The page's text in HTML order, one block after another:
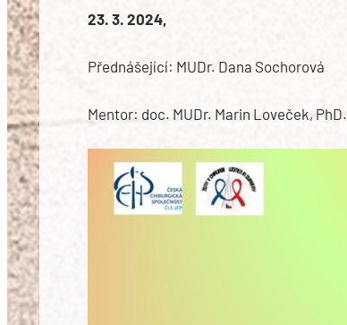
23. 3. 2024,
Přednášející: MUDr. Dana Sochorová
Mentor: doc. MUDr. Marin Loveček, PhD.